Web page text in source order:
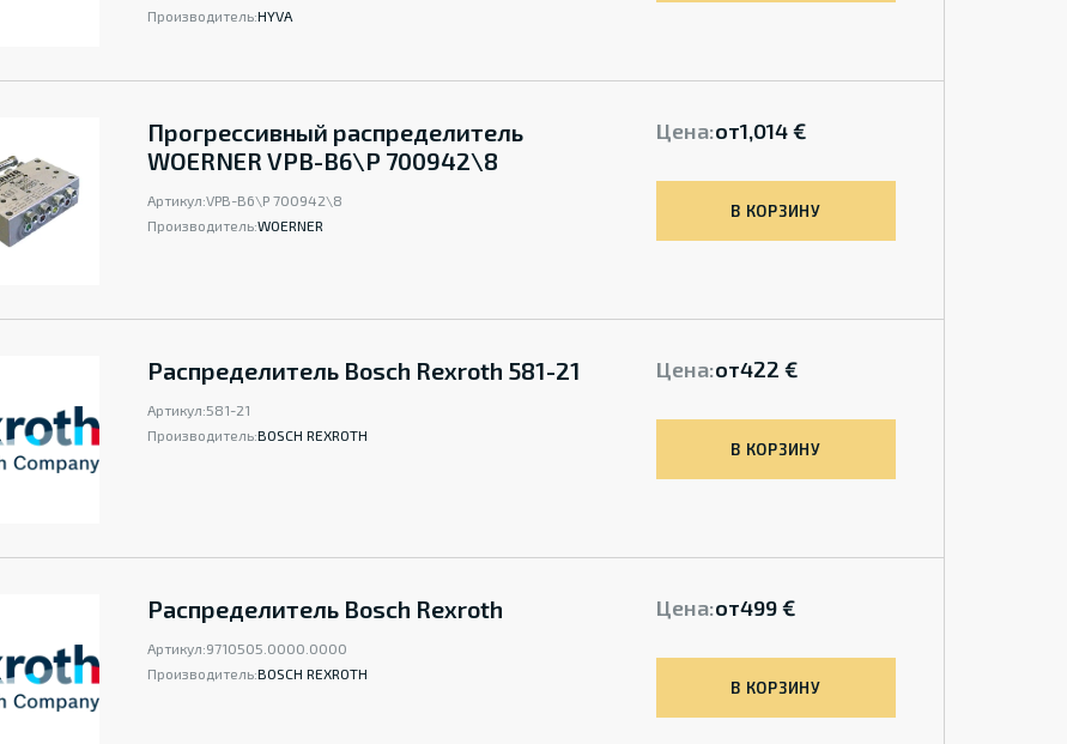
Производитель:HYVA
Прогрессивный распределитель
WOERNER VPB-B6\P 700942\8
Артикул:VPB-B6\P 700942\8
Производитель:WOERNER
Цена:от1,014 €
В КОРЗИНУ
Распределитель Bosch Rexroth 581-21
Артикул:581-21
Производитель:BOSCH REXROTH
Цена:от422 €
В КОРЗИНУ
Распределитель Bosch Rexroth
Артикул:9710505.0000.0000
Производитель:BOSCH REXROTH
Цена:от499 €
В КОРЗИНУ